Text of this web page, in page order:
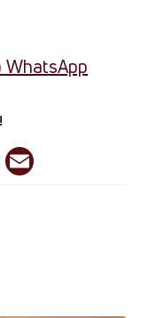
WhatsApp